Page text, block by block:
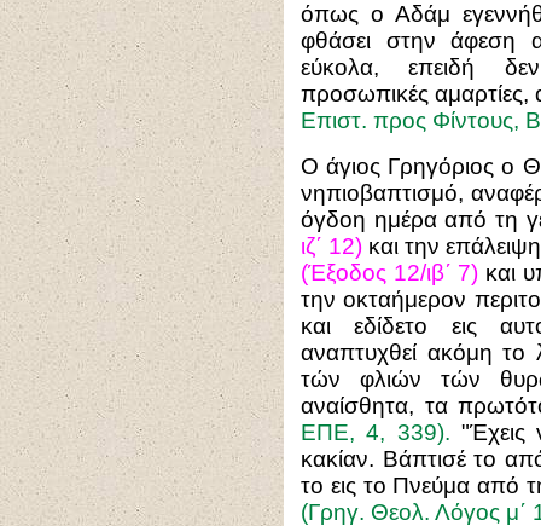
όπως ο Αδάμ
φθάσει στην άφεση
εύκολα, επειδή
προσωπικές αμαρτίες,
Επιστ. προς Φίντους,
Ο άγιος Γρηγόριος ο
νηπιοβαπτισμό,
όγδοη ημέρα από τη
ιζ΄ 12) και την
(Έξοδος 12/ιβ΄ 7) και
την οκταήμερον
και εδίδετο εις
αναπτυχθεί ακόμη το
τών φλιών τών
αναίσθητα, τα
ΕΠΕ, 4, 339). "Έχεις
κακίαν. Βάπτισέ το
το εις το Πνεύμα από
(Γρηγ. Θεολ. Λόγος